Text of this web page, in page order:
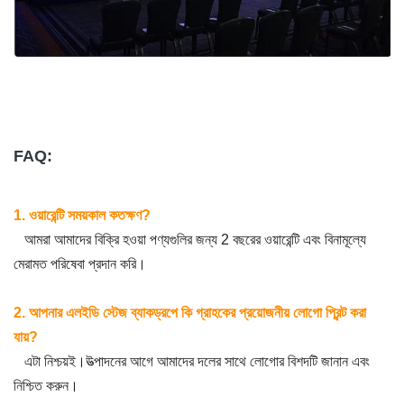
জীবনকাল
100,000 ঘন্টা
আইপি রেটিং
স্টোরেজ
টেম্প/
সার্টিফিকেশন CCC, CE, ETL, FCC
FAQ:
1. ওয়ারেন্টি সময়কাল কতক্ষণ?
আমরা আমাদের বিক্রি হওয়া পণ্যগুলির জন্য 2 বছরের ওয়ারেন্টি এবং বিনামূল্যে
মেরামত পরিষেবা প্রদান করি।
2. আপনার এলইডি স্টেজ ব্যাকড্রপে কি গ্রাহকের প্রয়োজনীয় লোগো প্রিন্ট করা
যায়?
এটা নিশ্চয়ই।উত্পাদনের আগে আমাদের দলের সাথে লোগোর বিশদটি জানান এবং
নিশ্চিত করুন।